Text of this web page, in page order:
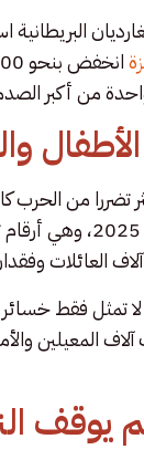
البريطانية
من أكبر
حتى نهاية عام
العائلات
لا تمثل فقط
المعيلين
يوقف